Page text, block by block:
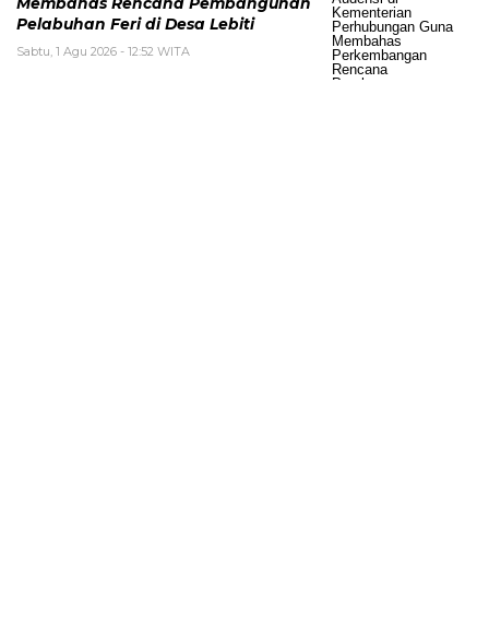
Pelabuhan Feri di Desa Lebiti
Sabtu, 1 Agu 2026 - 12:52 WITA